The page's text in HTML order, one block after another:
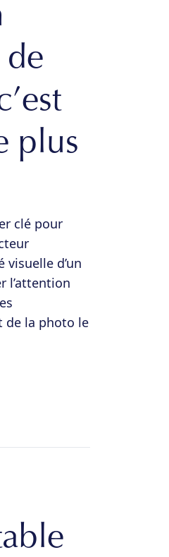
plus
clé pour
d’un
l’attention
de la photo le